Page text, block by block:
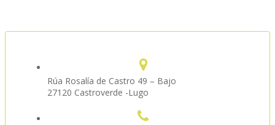
Rúa Rosalía de Castro 49 – Bajo
27120 Castroverde -Lugo